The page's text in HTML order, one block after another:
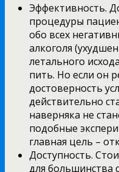
Эффективность.
процедуры
обо всех
алкоголя
летального
пить. Но если он
достоверность
действительно
наверняка не
подобные
главная цель –
Доступность.
для большинства